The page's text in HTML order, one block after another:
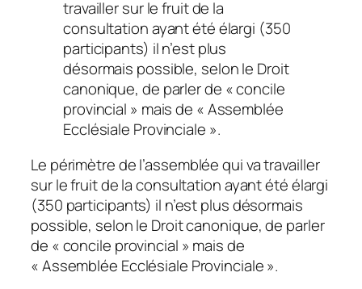
travailler sur le fruit de la
consultation ayant été élargi (350
participants) il n’est plus
désormais possible, selon le Droit
canonique, de parler de « concile
provincial » mais de « Assemblée
Ecclésiale Provinciale ».
Le périmètre de l’assemblée qui va travailler
sur le fruit de la consultation ayant été élargi
(350 participants) il n’est plus désormais
possible, selon le Droit canonique, de parler
de « concile provincial » mais de
« Assemblée Ecclésiale Provinciale ».